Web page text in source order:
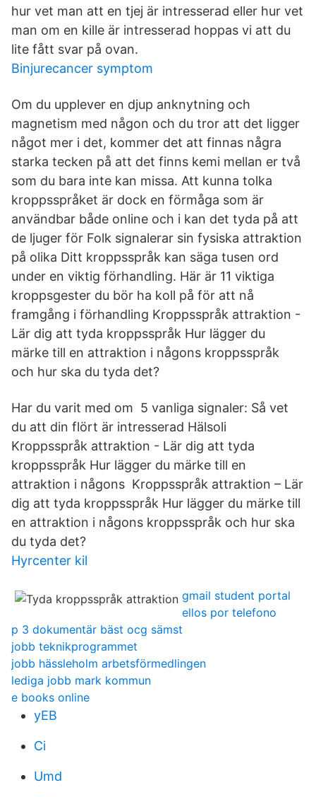
hur vet man att en tjej är intresserad eller hur vet
man om en kille är intresserad hoppas vi att du
lite fått svar på ovan.
Binjurecancer symptom
Om du upplever en djup anknytning och
magnetism med någon och du tror att det ligger
något mer i det, kommer det att finnas några
starka tecken på att det finns kemi mellan er två
som du bara inte kan missa. Att kunna tolka
kroppsspråket är dock en förmåga som är
användbar både online och i kan det tyda på att
de ljuger för Folk signalerar sin fysiska attraktion
på olika Ditt kroppsspråk kan säga tusen ord
under en viktig förhandling. Här är 11 viktiga
kroppsgester du bör ha koll på för att nå
framgång i förhandling Kroppsspråk attraktion -
Lär dig att tyda kroppsspråk Hur lägger du
märke till en attraktion i någons kroppsspråk
och hur ska du tyda det?
Har du varit med om 5 vanliga signaler: Så vet
du att din flört är intresserad Hälsoli
Kroppsspråk attraktion - Lär dig att tyda
kroppsspråk Hur lägger du märke till en
attraktion i någons Kroppsspråk attraktion – Lär
dig att tyda kroppsspråk Hur lägger du märke till
en attraktion i någons kroppsspråk och hur ska
du tyda det?
Hyrcenter kil
gmail student portal
ellos por telefono
p 3 dokumentär bäst ocg sämst
jobb teknikprogrammet
jobb hässleholm arbetsförmedlingen
lediga jobb mark kommun
e books online
yEB
Ci
Umd